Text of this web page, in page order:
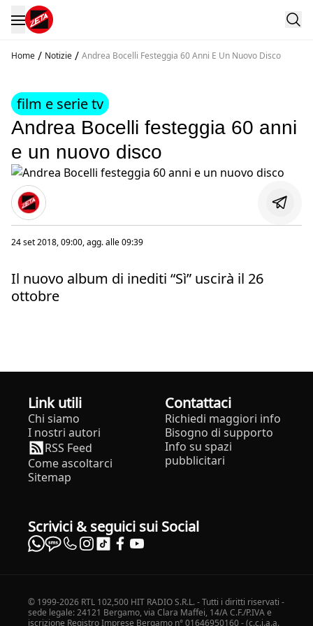
Home / Notizie / Andrea Bocelli Festeggia 60 Anni E Un Nuovo Disco
film e serie tv
Andrea Bocelli festeggia 60 anni
e un nuovo disco
24 set 2018, 09:00, agg. alle09:39
Il nuovo album di inediti “Sì” uscirà il 26
ottobre
Link utili
Chi siamo
I nostri autori
RSS Feed
Come ascoltarci
Sitemap
Contattaci
Richiedi maggiori info
Bisogno di supporto
Info su spazi
pubblicitari
Scrivici & seguici sui Social
© 1999-2026 RTL 102,500 HIT RADIO S.R.L. - Tutti i diritti riservati -
sede legale: 24121 Bergamo, via Clara Maffei, 14/A C.F./P.IVA e
iscrizione Registro Imprese Bergamo n° 01646950160 - (c.c.i.a.a.